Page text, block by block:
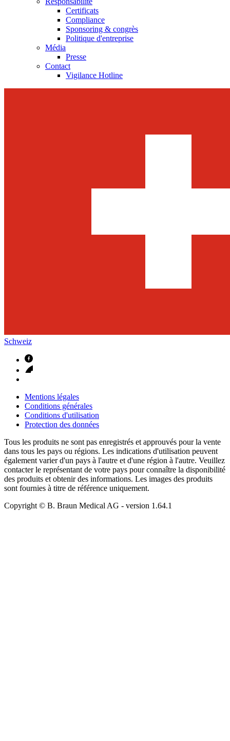
Certificats
Compliance
Sponsoring & congrès
Politique d'entreprise
Média
Presse
Contact
Vigilance Hotline
Schweiz
Mentions légales
Conditions générales
Conditions d'utilisation
Protection des données
Tous les produits ne sont pas enregistrés et approuvés pour la vente
dans tous les pays ou régions. Les indications d'utilisation peuvent
également varier d'un pays à l'autre et d'une région à l'autre. Veuillez
contacter le représentant de votre pays pour connaître la disponibilité
des produits et obtenir des informations. Les images des produits
sont fournies à titre de référence uniquement.
Copyright © B. Braun Medical AG - version 1.64.1